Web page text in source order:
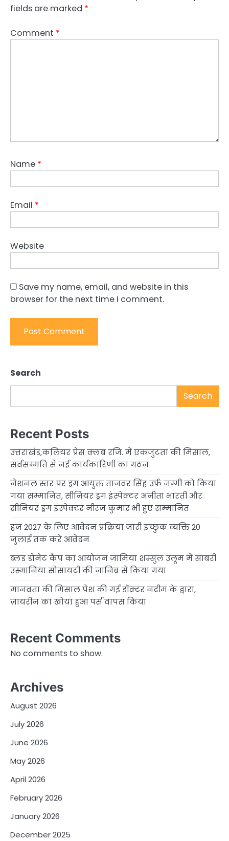
fields are marked *
Comment *
Name *
Email *
Website
Save my name, email, and website in this
browser for the next time I comment.
Search
Search
Recent Posts
उत्तराखंड,कलियर प्रेस क्लब रजि. में एकजुटता की मिसाल,
सर्वसम्मति से नई कार्यकारिणी का गठन
नेशनल स्तर पर ड्रग आयुक्त ताजवर सिंह उर्फ जग्गी को किया
गया सम्मानित, सीनियर ड्रग इंस्पेक्टर अनीता भारती और
सीनियर ड्रग इंस्पेक्टर नीरज कुमार भी हुए सम्मानित
हज 2027 के लिए आवेदन प्रक्रिया जारी इच्छुक व्यक्ति 20
जुलाई तक करें आवेदन
ब्लड डोनेट कैंप का आयोजन जामिया शम्सुल उलूम में साबरी
उस्मानिया सोसायटी की जानिब से किया गया
मानवता की मिसाल पेश की गई डॉक्टर नदीम के द्वारा,
ज़ायरीन का खोया हुआ पर्स वापस किया
Recent Comments
No comments to show.
Archives
August 2026
July 2026
June 2026
May 2026
April 2026
February 2026
January 2026
December 2025